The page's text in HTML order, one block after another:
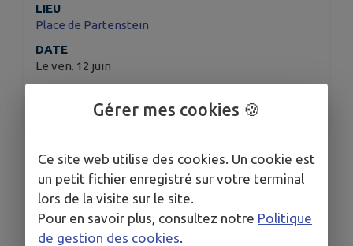
LIEU
Place de Partenstein
DATE
Le ven. 12 juin
Nadir KARRACHen 100% live au marché de la
Halle de Thise !
Gérer mes cookies 🍪
Ce site web utilise des cookies. Un cookie est
un petit fichier enregistré sur votre terminal
lors de la visite sur le site.
Pour en savoir plus, consultez notre Politique
de gestion des cookies.